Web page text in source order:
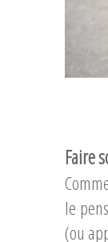
Faire
le
(ou